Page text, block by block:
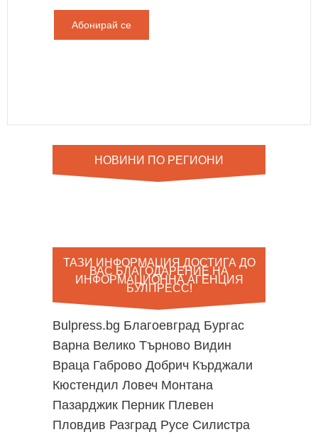
е
НОВИНИ ПО РЕГИОНИ
ТАЗИ ИНФОРМАЦИЯ ДОСТИГА ДО
ВАС БЛАГОДАРЕНИЕ НА
ИНФОРМАЦИОННА АГЕНЦИЯ
БУЛПРЕСС!
Bulpress.bg Благоевград Бургас
Варна Велико Търново Видин
Враца Габрово Добрич Кърджали
Кюстендил Ловеч Монтана
Пазарджик Перник Плевен
Пловдив Разград Русе Силистра